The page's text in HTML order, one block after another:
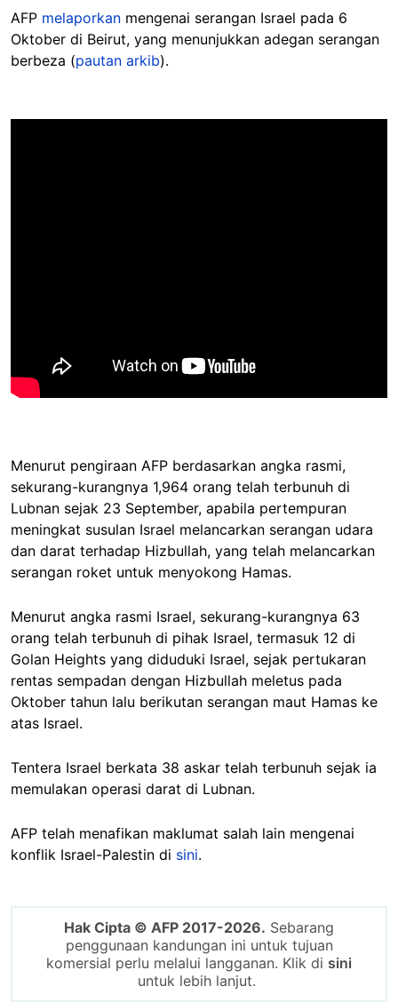
AFP melaporkan mengenai serangan Israel pada 6
Oktober di Beirut, yang menunjukkan adegan serangan
berbeza (pautan arkib).
Menurut pengiraan AFP berdasarkan angka rasmi,
sekurang-kurangnya 1,964 orang telah terbunuh di
Lubnan sejak 23 September, apabila pertempuran
meningkat susulan Israel melancarkan serangan udara
dan darat terhadap Hizbullah, yang telah melancarkan
serangan roket untuk menyokong Hamas.
Menurut angka rasmi Israel, sekurang-kurangnya 63
orang telah terbunuh di pihak Israel, termasuk 12 di
Golan Heights yang diduduki Israel, sejak pertukaran
rentas sempadan dengan Hizbullah meletus pada
Oktober tahun lalu berikutan serangan maut Hamas ke
atas Israel.
Tentera Israel berkata 38 askar telah terbunuh sejak ia
memulakan operasi darat di Lubnan.
AFP telah menafikan maklumat salah lain mengenai
konflik Israel-Palestin di sini.
Hak Cipta © AFP 2017-2026. Sebarang
penggunaan kandungan ini untuk tujuan
komersial perlu melalui langganan. Klik di sini
untuk lebih lanjut.